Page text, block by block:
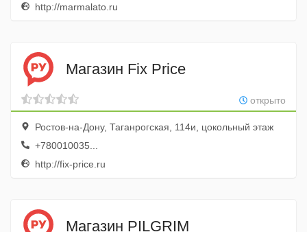
http://marmalato.ru
Магазин Fix Price
открыто
Ростов-на-Дону, Таганрогская, 114и, цокольный этаж
+780010035...
http://fix-price.ru
Магазин PILGRIM